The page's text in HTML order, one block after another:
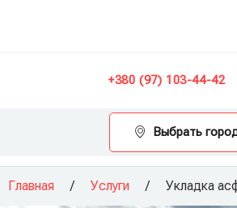
+380 (97) 103-44-42
Выбрать
Главная / Услуги / Укладка